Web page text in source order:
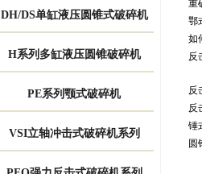
DH/DS单缸液压圆锥式破碎机
H系列多缸液压圆锥破碎机
PE系列颚式破碎机
VSI立轴冲击式破碎机系列
重
鄂
如
反
反
反
锤
圆